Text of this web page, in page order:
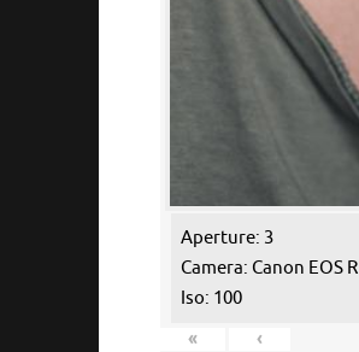
Aperture: 3
Camera: Canon EOS R
Iso: 100
«
‹